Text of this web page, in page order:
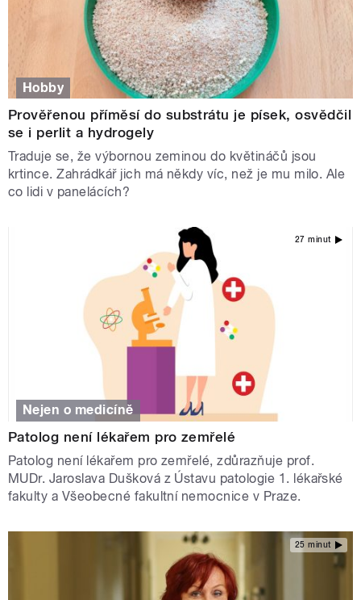
Hobby
Prověřenou příměsí do substrátu je písek, osvědčil
se i perlit a hydrogely
Traduje se, že výbornou zeminou do květináčů jsou
krtince. Zahrádkář jich má někdy víc, než je mu milo. Ale
co lidi v panelácích?
27 minut
Nejen o medicíně
Patolog není lékařem pro zemřelé
Patolog není lékařem pro zemřelé, zdůrazňuje prof.
MUDr. Jaroslava Dušková z Ústavu patologie 1. lékařské
fakulty a Všeobecné fakultní nemocnice v Praze.
25 minut